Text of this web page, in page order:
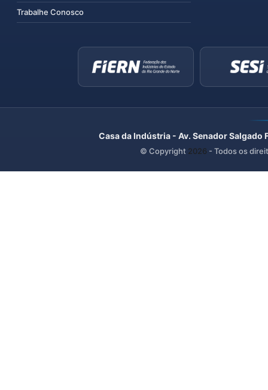
Trabalhe Conosco
Casa da Indústria - Av. Senador
© Copyright 2026 - Todos os